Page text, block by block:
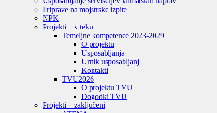
Priprave na mojstrske izpite
NPK
Projekti – v teku
Temeljne kompetence 2023-2029
O projektu
Usposabljanja
Urnik usposabljanj
Kontakti
TVU2026
O projektu TVU
Dogodki TVU
Projekti – zaključeni